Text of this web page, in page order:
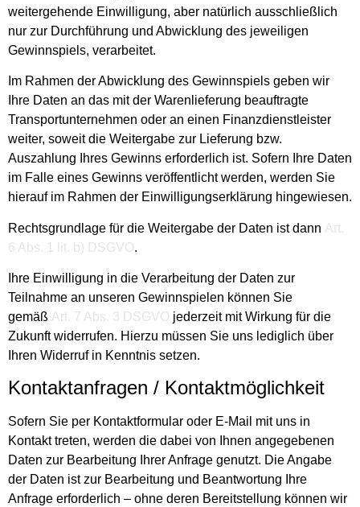
weitergehende Einwilligung, aber natürlich ausschließlich
nur zur Durchführung und Abwicklung des jeweiligen
Gewinnspiels, verarbeitet.
Im Rahmen der Abwicklung des Gewinnspiels geben wir
Ihre Daten an das mit der Warenlieferung beauftragte
Transportunternehmen oder an einen Finanzdienstleister
weiter, soweit die Weitergabe zur Lieferung bzw.
Auszahlung Ihres Gewinns erforderlich ist. Sofern Ihre Daten
im Falle eines Gewinns veröffentlicht werden, werden Sie
hierauf im Rahmen der Einwilligungserklärung hingewiesen.
Rechtsgrundlage für die Weitergabe der Daten ist dann Art.
6 Abs. 1 lit. b) DSGVO.
Ihre Einwilligung in die Verarbeitung der Daten zur
Teilnahme an unseren Gewinnspielen können Sie
gemäß Art. 7 Abs. 3 DSGVO jederzeit mit Wirkung für die
Zukunft widerrufen. Hierzu müssen Sie uns lediglich über
Ihren Widerruf in Kenntnis setzen.
Kontaktanfragen / Kontaktmöglichkeit
Sofern Sie per Kontaktformular oder E-Mail mit uns in
Kontakt treten, werden die dabei von Ihnen angegebenen
Daten zur Bearbeitung Ihrer Anfrage genutzt. Die Angabe
der Daten ist zur Bearbeitung und Beantwortung Ihre
Anfrage erforderlich – ohne deren Bereitstellung können wir